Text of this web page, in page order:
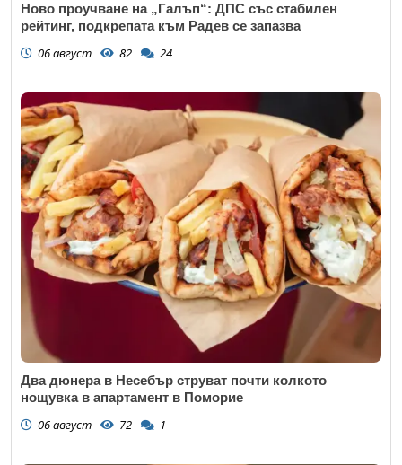
Ново проучване на „Галъп“: ДПС със стабилен
рейтинг, подкрепата към Радев се запазва
06 август 82 24
Два дюнера в Несебър струват почти колкото
нощувка в апартамент в Поморие
06 август 72 1